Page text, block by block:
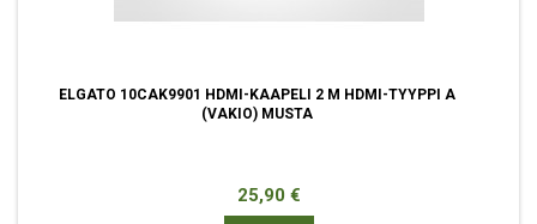
ELGATO 10CAK9901 HDMI-KAAPELI 2 M HDMI-TYYPPI A
(VAKIO) MUSTA
Hinta
25,90 €